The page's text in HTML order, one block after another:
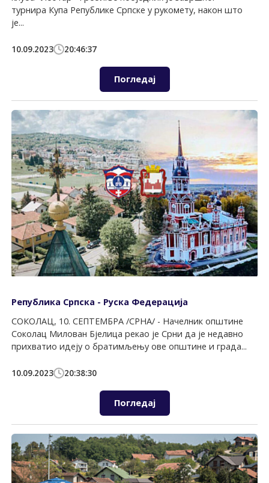
турнира Купа Републике Српске у рукомету, након што
је...
10.09.2023 20:46:37
Погледај
Република Српска - Руска Федерација
СОКОЛАЦ, 10. СЕПТЕМБРА /СРНА/ - Начелник општине
Соколац Милован Бјелица рекао је Срни да је недавно
прихватио идеју о братимљењу ове општине и града...
10.09.2023 20:38:30
Погледај